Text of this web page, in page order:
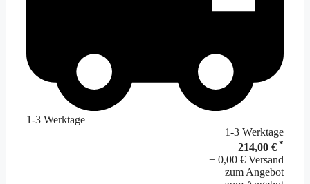
1-3 Werktage
1-3 Werktage
214,00 € *
+ 0,00 € Versand
zum Angebot